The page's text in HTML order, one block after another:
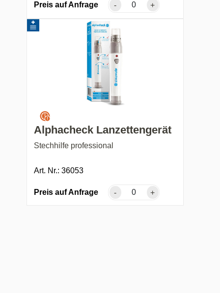
Preis auf Anfrage - +
Alphacheck Lanzettengerät
Stechhilfe professional
Art. Nr.: 36053
Preis auf Anfrage - +